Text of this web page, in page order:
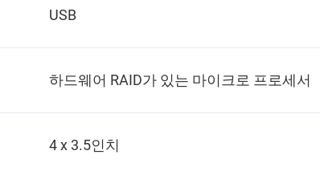
USB
하드웨어 RAID가 있는 마이크로 프로세서
4 x 3.5인치